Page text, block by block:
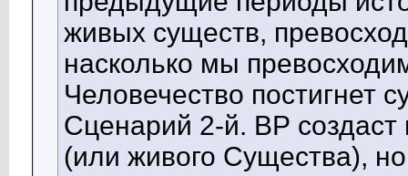
живых существ,
насколько мы
Человечество постигнет
Сценарий 2-й. ВР
(или живого Существа),